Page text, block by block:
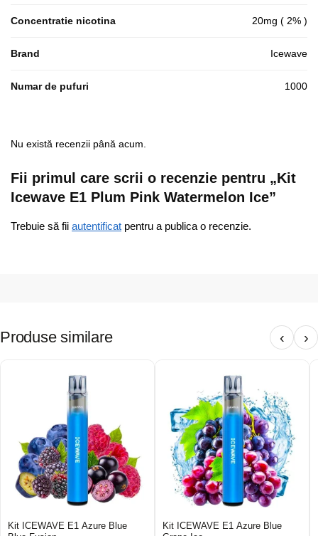
Concentratie nicotina 20mg ( 2% )
Brand Icewave
Numar de pufuri 1000
Nu există recenzii până acum.
Fii primul care scrii o recenzie pentru „Kit
Icewave E1 Plum Pink Watermelon Ice”
Trebuie să fii autentificat pentru a publica o recenzie.
Produse similare ‹ ›
Kit ICEWAVE E1 Azure Blue
Kit ICEWAVE E1 Azure Blue